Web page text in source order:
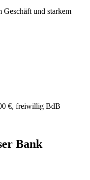
Geschäft und starkem
€, freiwillig BdB
Bank